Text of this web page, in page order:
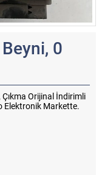
0
Orijinal İndirimli
Elektronik Markette.